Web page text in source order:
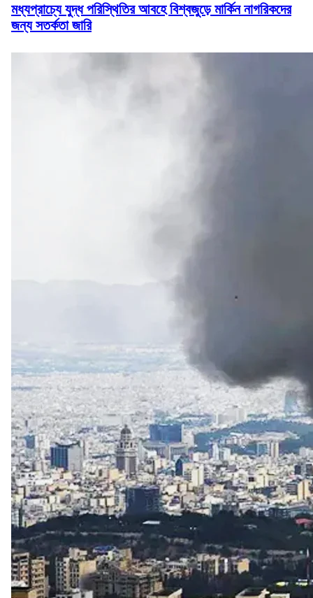
মধ্যপ্রাচ্যে যুদ্ধ পরিস্থিতির আবহে বিশ্বজুড়ে মার্কিন নাগরিকদের
জন্য সতর্কতা জারি